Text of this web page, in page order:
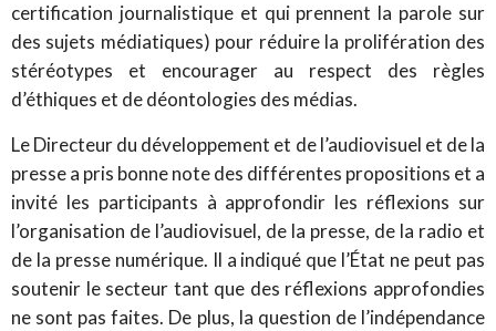
certification journalistique et qui prennent la parole sur
des sujets médiatiques) pour réduire la prolifération des
stéréotypes et encourager au respect des règles
d’éthiques et de déontologies des médias.
Le Directeur du développement et de l’audiovisuel et de la
presse a pris bonne note des différentes propositions et a
invité les participants à approfondir les réflexions sur
l’organisation de l’audiovisuel, de la presse, de la radio et
de la presse numérique. Il a indiqué que l’État ne peut pas
soutenir le secteur tant que des réflexions approfondies
ne sont pas faites. De plus, la question de l’indépendance